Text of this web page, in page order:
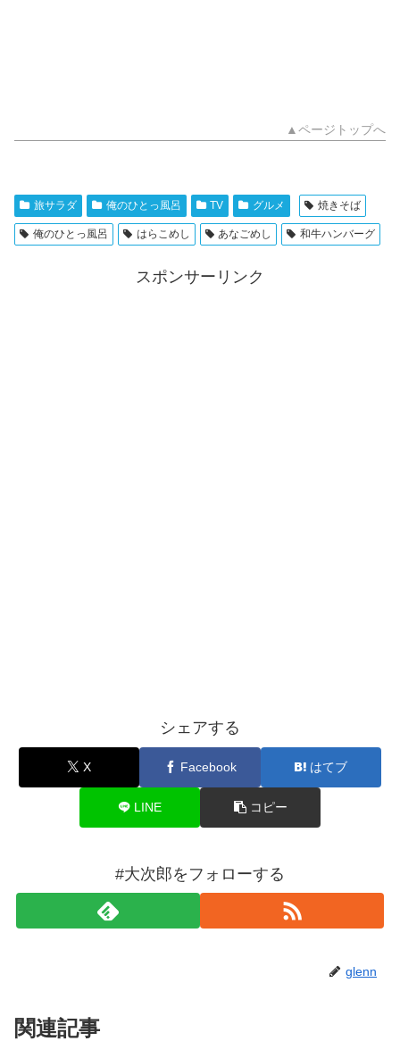
▲ページトップへ
旅サラダ 俺のひとっ風呂 TV グルメ 焼きそば
俺のひとっ風呂 はらこめし あなごめし 和牛ハンバーグ
スポンサーリンク
シェアする
X Facebook はてブ
LINE コピー
#大次郎をフォローする
glenn
関連記事